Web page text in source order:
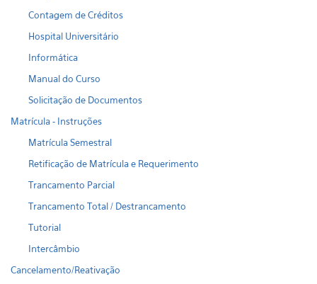
Contagem de Créditos
Hospital Universitário
Informática
Manual do Curso
Solicitação de Documentos
Matrícula - Instruções
Matrícula Semestral
Retificação de Matrícula e Requerimento
Trancamento Parcial
Trancamento Total / Destrancamento
Tutorial
Intercâmbio
Cancelamento/Reativação